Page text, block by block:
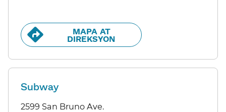
MAPA AT
DIREKSYON​​
Subway
2599 San Bruno Ave.